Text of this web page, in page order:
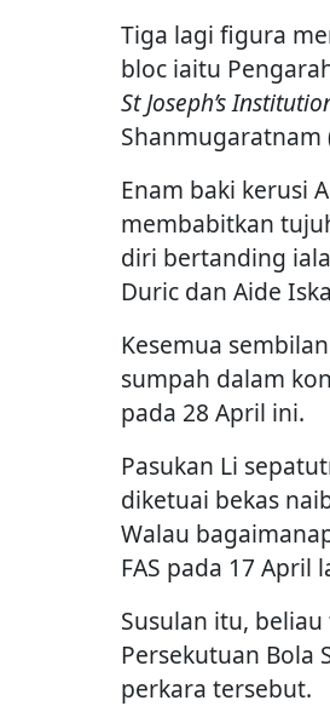
Tiga lagi figura
bloc iaitu
St Joseph’s
Shanmugaratnam
Enam baki kerusi
membabitkan
diri bertanding
Duric dan Aide
Kesemua
sumpah dalam
pada 28 April ini.
Pasukan Li
diketuai bekas
Walau
FAS pada 17 April
Susulan itu,
Persekutuan Bola
perkara tersebut.